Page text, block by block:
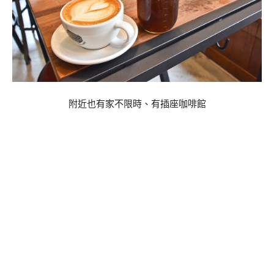
附近也有家不限時、有插座咖啡館